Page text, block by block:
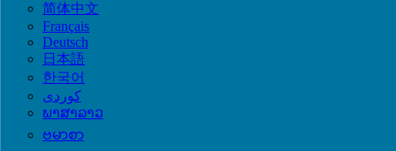
简体中文
Français
Deutsch
日本語
한국어
ພາສາລາວ
ဗမာစာ